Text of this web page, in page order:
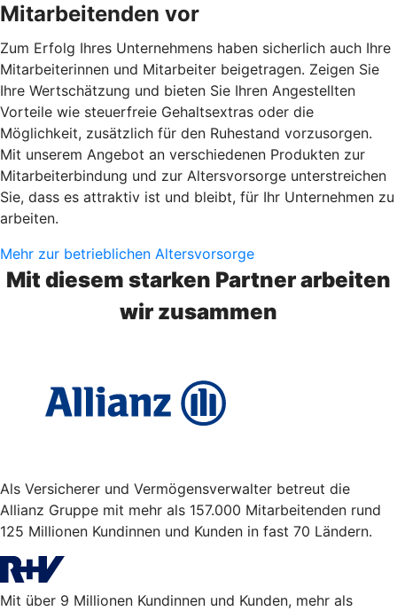
Mitarbeitenden vor
Zum Erfolg Ihres Unternehmens haben sicherlich auch Ihre
Mitarbeiterinnen und Mitarbeiter beigetragen. Zeigen Sie
Ihre Wertschätzung und bieten Sie Ihren Angestellten
Vorteile wie steuerfreie Gehaltsextras oder die
Möglichkeit, zusätzlich für den Ruhestand vorzusorgen.
Mit unserem Angebot an verschiedenen Produkten zur
Mitarbeiterbindung und zur Altersvorsorge unterstreichen
Sie, dass es attraktiv ist und bleibt, für Ihr Unternehmen zu
arbeiten.
Mehr zur betrieblichen Altersvorsorge
Mit diesem starken Partner arbeiten
wir zusammen
Als Versicherer und Vermögensverwalter betreut die
Allianz Gruppe mit mehr als 157.000 Mitarbeitenden rund
125 Millionen Kundinnen und Kunden in fast 70 Ländern.
Mit über 9 Millionen Kundinnen und Kunden, mehr als